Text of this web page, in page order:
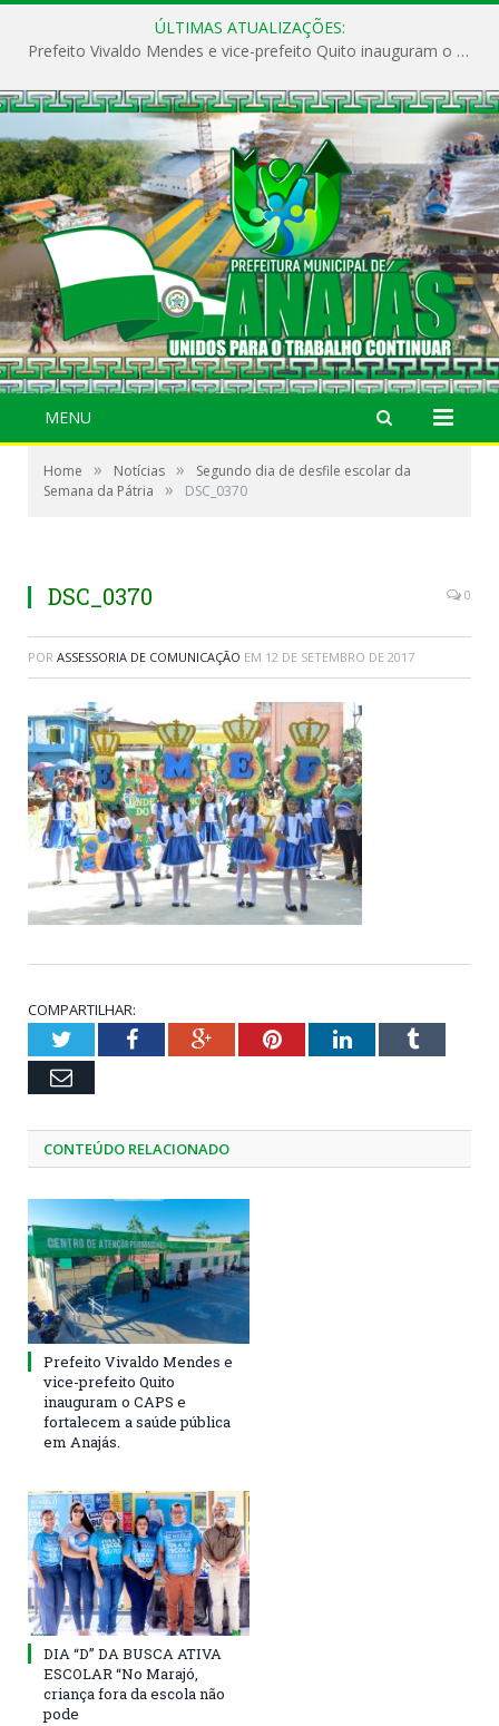
ÚLTIMAS ATUALIZAÇÕES:
Prefeito Vivaldo Mendes e vice-prefeito Quito inauguram o CAPS e fortalecem a saúde pública em Anajás.
MENU
Home » Notícias »
Segundo dia de desfile escolar da
Semana da Pátria
» DSC_0370
DSC_0370 0
POR ASSESSORIA DE COMUNICAÇÃO EM 12 DE SETEMBRO DE 2017
COMPARTILHAR:
TwitterFacebookGoogle+PinterestLinkedInTumblr
Email
CONTEÚDO RELACIONADO
Prefeito Vivaldo Mendes e
vice-prefeito Quito
inauguram o CAPS e
fortalecem a saúde pública
em Anajás.
DIA “D” DA BUSCA ATIVA
ESCOLAR “No Marajó,
criança fora da escola não
pode